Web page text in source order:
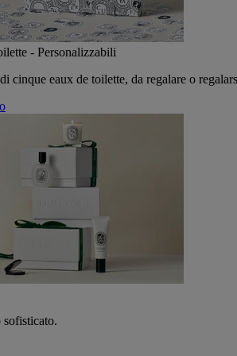
- Personalizzabili
cinque eaux de toilette, da regalare o